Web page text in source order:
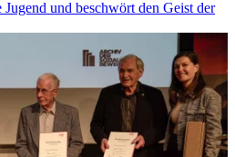
und beschwört den Geist der